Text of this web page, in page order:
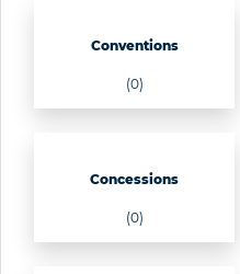
Conventions
(0)
Concessions
(0)